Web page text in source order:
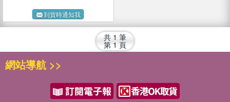
到貨時通知我
共 1 筆
第 1 頁
網站導航 >>